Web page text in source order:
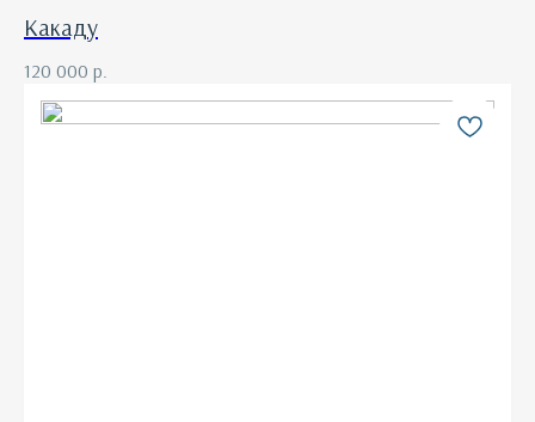
Какаду
120 000 р.